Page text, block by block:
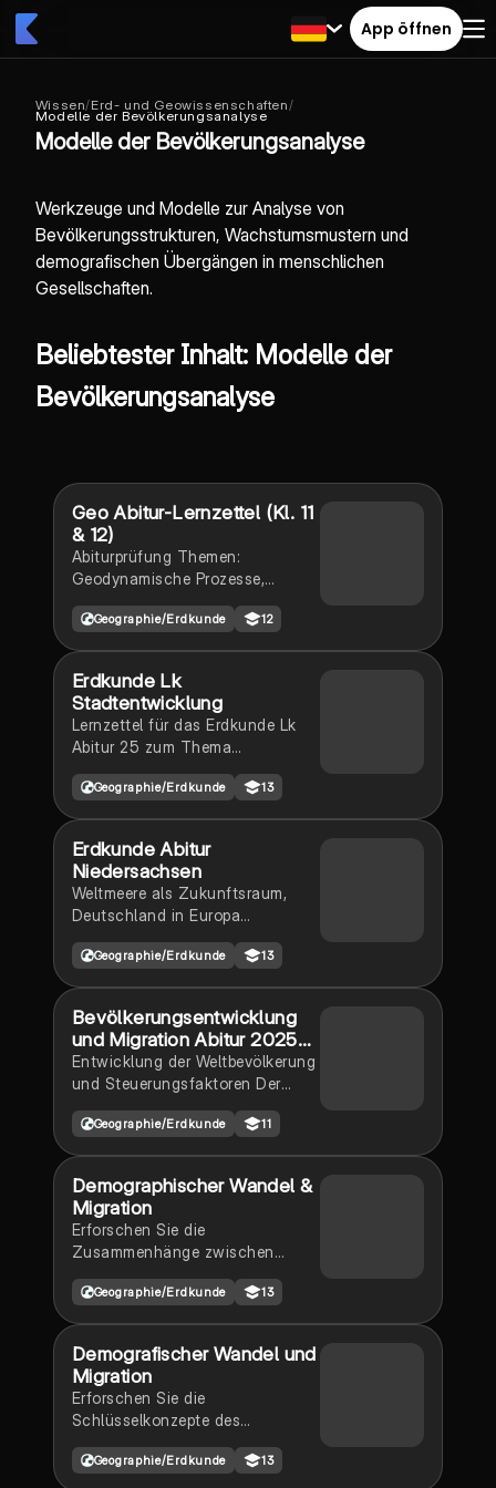
App öffnen
Wissen/Erd- und Geowissenschaften/
Modelle der Bevölkerungsanalyse
Modelle der Bevölkerungsanalyse
Werkzeuge und Modelle zur Analyse von
Bevölkerungsstrukturen, Wachstumsmustern und
demografischen Übergängen in menschlichen
Gesellschaften.
Beliebtester Inhalt: Modelle der
Bevölkerungsanalyse
Geo Abitur-Lernzettel (Kl. 11
& 12)
Abiturprüfung Themen:
Geodynamische Prozesse,
Globale Disparitäten, Ressourcen
und ihre Nutzung, Geographische
Bevölkerungsentwicklung,
Verstädterung, Stadtstrukturen &
Stadtentwicklung in
Deutschland
Geographie/Erdkunde 12
Erdkunde Lk
Stadtentwicklung
Lernzettel für das Erdkunde Lk
Abitur 25 zum Thema
Geographie/Erdkunde 13
Erdkunde Abitur
Niedersachsen
Weltmeere als Zukunftsraum,
Deutschland in Europa
Demographischer Übergang,
Stadtentwicklung, Leitbilder
Stndortfaktoren), Subsahara
Afrika
Geographie/Erdkunde 13
Bevölkerungsentwicklung
und Migration Abitur 2025
Erdkunde
Entwicklung der Weltbevölkerung
und Steuerungsfaktoren Der
demographische Übergang im
Entwicklungsländern Die ,,Wealth
Bevölkerungswachstum Die
demographische Alterung
Migration
Geographie/Erdkunde 11
Demographischer Wandel &
Migration
Erforschen Sie die
Zusammenhänge zwischen
Alterspyramiden und Migration.
Diese Zusammenfassung
Folgen der
Bevölkerungsentwicklung,
einschließlich Push- und Pull-
Faktoren sowie deren
Auswirkungen auf Gesellschaft
und Wirtschaft. Ideal für
Geographie/Erdkunde 13
Demografischer Wandel und
Migration
Erforschen Sie die
Schlüsselkonzepte des
Migration. Diese
Geographie/Erdkunde 13